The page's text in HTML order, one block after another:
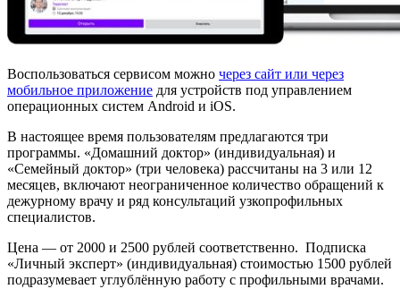
Воспользоваться сервисом можно через сайт или через
мобильное приложение для устройств под управлением
операционных систем Android и iOS.
В настоящее время пользователям предлагаются три
программы. «Домашний доктор» (индивидуальная) и
«Семейный доктор» (три человека) рассчитаны на 3 или 12
месяцев, включают неограниченное количество обращений к
дежурному врачу и ряд консультаций узкопрофильных
специалистов.
Цена — от 2000 и 2500 рублей соответственно. Подписка
«Личный эксперт» (индивидуальная) стоимостью 1500 рублей
подразумевает углублённую работу с профильными врачами.